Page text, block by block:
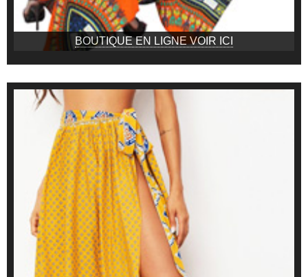
BOUTIQUE EN LIGNE VOIR ICI